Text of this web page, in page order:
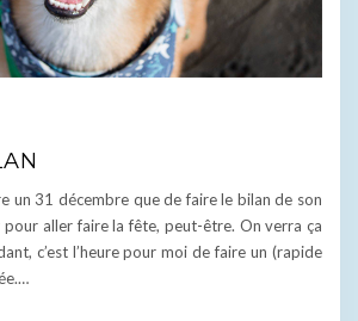
un 31 décembre que de faire le bilan de son
pour aller faire la fête, peut-être. On verra ça
c’est l’heure pour moi de faire un (rapide